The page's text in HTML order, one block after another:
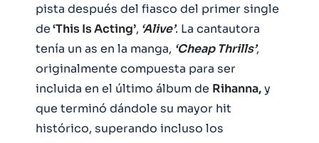
pista después del fiasco del primer single
de‘This Is Acting’, ‘Alive’. La cantautora
tenía un as en la manga, ‘Cheap Thrills’,
originalmente compuesta para ser
incluida en el último álbum de Rihanna,y
que terminó dándole su mayor hit
histórico, superando incluso los